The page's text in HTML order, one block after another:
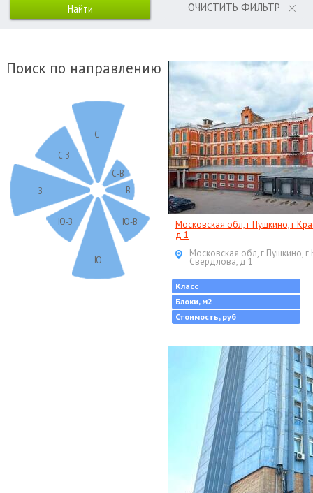
ОЧИСТИТЬ ФИЛЬТР
Поиск по направлению
С
С-В
В
Ю-В
Ю
Ю-З
З
С-З
Московская обл, г Пушкино, г
д 1
Московская обл, г Пушкино, г
Свердлова, д 1
Класс
Блоки, м2
Стоимость, руб